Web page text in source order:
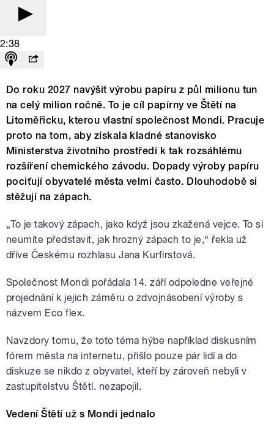
2:38
Do roku 2027 navýšit výrobu papíru z půl milionu tun
na celý milion ročně. To je cíl papírny ve Štětí na
Litoměřicku, kterou vlastní společnost Mondi. Pracuje
proto na tom, aby získala kladné stanovisko
Ministerstva životního prostředí k tak rozsáhlému
rozšíření chemického závodu. Dopady výroby papíru
pociťují obyvatelé města velmi často. Dlouhodobě si
stěžují na zápach.
„To je takový zápach, jako když jsou zkažená vejce. To si
neumíte představit, jak hrozný zápach to je,“ řekla už
dříve Českému rozhlasu Jana Kurfirstová.
Společnost Mondi pořádala 14. září odpoledne veřejné
projednání k jejich záměru o zdvojnásobení výroby s
názvem Eco flex.
Navzdory tomu, že toto téma hýbe například diskusním
fórem města na internetu, přišlo pouze pár lidí a do
diskuze se nikdo z obyvatel, kteří by zároveň nebyli v
zastupitelstvu Štětí. nezapojil.
Vedení Štětí už s Mondi jednalo